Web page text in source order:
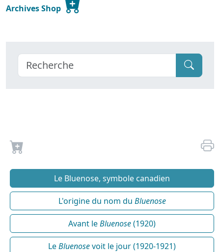
Archives Shop
Le Bluenose, symbole canadien
L'origine du nom du Bluenose
Avant leBluenose(1920)
LeBluenosevoit le jour (1920-1921)